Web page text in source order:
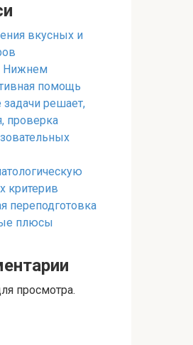
вкусных и
Нижнем
помощь
решает,
проверка
критерив
переподготовка
плюсы
просмотра.